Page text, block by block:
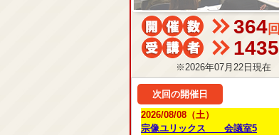
364回
1435
※2026年07月22日現在
次回の開催日
2026/08/08（土）
宗像ユリックス 会議室5